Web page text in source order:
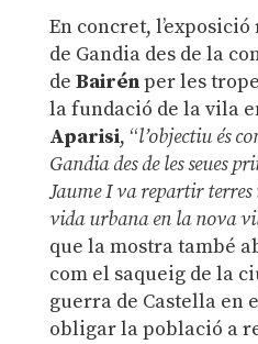
En concret,
de Gandia des de la
de Bairénper les
la fundació de la vila
Aparisi, “l’objectiu és
Gandia des de les seues
Jaume I va repartir terres
vida urbana en la nova
que la mostra també
com el saqueig de la
guerra de Castella en
obligar la població a